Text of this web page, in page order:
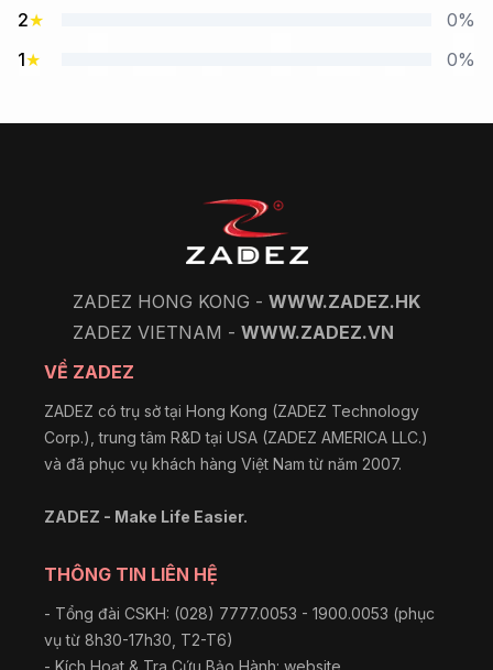
2★
0%
1★ 0%
ZADEZ HONG KONG - WWW.ZADEZ.HK
ZADEZ VIETNAM - WWW.ZADEZ.VN
VỀ ZADEZ
ZADEZ có trụ sở tại Hong Kong (ZADEZ Technology
Corp.), trung tâm R&D tại USA (ZADEZ AMERICA LLC.)
và đã phục vụ khách hàng Việt Nam từ năm 2007.
ZADEZ - Make Life Easier.
THÔNG TIN LIÊN HỆ
- Tổng đài CSKH: (028) 7777.0053 - 1900.0053 (phục
vụ từ 8h30-17h30, T2-T6)